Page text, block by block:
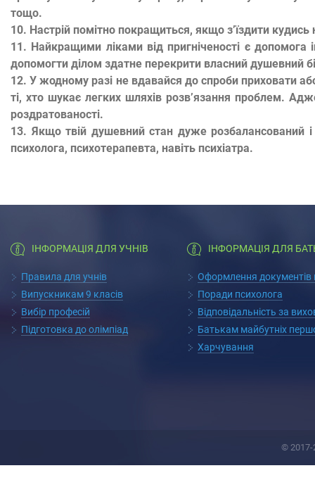
тощо.
10. Настрій помітно покращиться, якщо з’їздити
11. Найкращими ліками від пригніченості є
допомогти ділом здатне перекрити власний душевний
12. У жодному разі не вдавайся до спроби приховати
ті, хто шукає легких шляхів розв’язання проблем.
роздратованості.
13. Якщо твій душевний стан дуже розбалансований
психолога, психотерапевта, навіть психіатра.
ІНФОРМАЦІЯ ДЛЯ УЧНІВ
Правила для учнів
Випускникам 9 класів
Вибір професій
Підготовка до олімпіад
ІНФОРМАЦІЯ ДЛЯ
Оформлення документів
Поради психолога
Відповідальність за
Батькам майбутніх
Харчування
© 2017-